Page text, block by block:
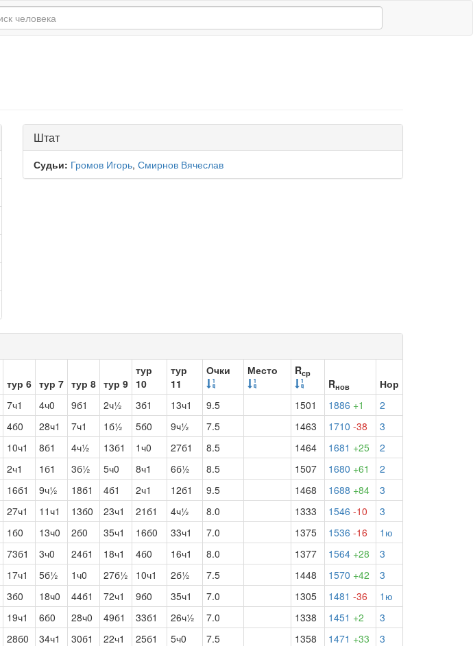
Штат
Судьи: Громов Игорь, Смирнов Вячеслав
тур 6 тур 7 тур 8 тур 9
тур
10
тур
11
Очки Место Rср
Rнов
Нор
7ч1 4ч0 9б1 2ч½ 3б1 13ч1 9.5 1501 1886 +1
2
4б0 28ч1 7ч1 1б½ 5б0 9ч½ 7.5 1463 1710 -38
3
10ч1 8б1 4ч½ 13б1 1ч0 27б1 8.5 1464 1681 +25
2
2ч1 1б1 3б½ 5ч0 8ч1 6б½ 8.5 1507 1680 +61
2
16б1 9ч½ 18б1 4б1 2ч1 12б1 9.5 1468 1688 +84
3
27ч1 11ч1 13б0 23ч1 21б1 4ч½ 8.0 1333 1546 -10
3
1б0 13ч0 2б0 35ч1 16б0 33ч1 7.0 1375 1536 -16
1ю
73б1 3ч0 24б1 18ч1 4б0 16ч1 8.0 1377 1564 +28
3
17ч1 5б½ 1ч0 27б½ 10ч1 2б½ 7.5 1448 1570 +42
3
3б0 18ч0 44б1 72ч1 9б0 35ч1 7.0 1305 1481 -36
1ю
19ч1 6б0 28ч0 49б1 33б1 26ч½ 7.0 1338 1451 +2
3
28б0 34ч1 30б1 22ч1 25б1 5ч0 7.5 1358 1471 +33
3